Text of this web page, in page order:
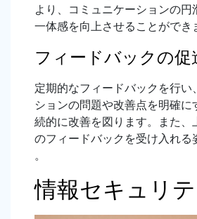
より、コミュニケーションの円
一体感を向上させることができ
フィードバックの促
定期的なフィードバックを行い
ションの問題や改善点を明確に
続的に改善を図ります。また、
のフィードバックを受け入れる
。
情報セキュリテ